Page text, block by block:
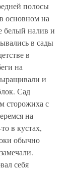
полосы
основном на
белый налив и
в сады
в
на
и
Сад
сторожиха с
на
в кустах,
обычно
себя